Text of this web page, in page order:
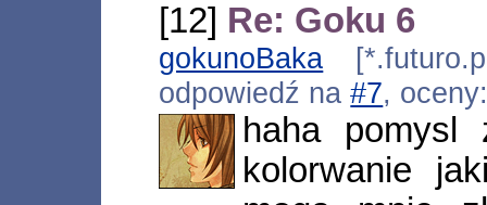
[12] Re: Goku 6
gokunoBaka
odpowiedź na#7,
haha pomysl
kolorwanie